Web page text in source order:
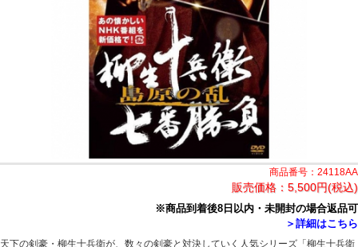
商品番号：24118AA
販売価格： 5,500円(税込)
※商品到着後8日以内・未開封の場合返品可
＞詳細はこちら
天下の剣豪・柳生十兵衛が、数々の剣豪と対決していく人気シリーズ「柳生十兵衛